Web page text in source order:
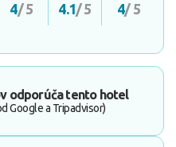
4/ 5 4.1/ 5 4/ 5
odporúča tento hotel
Google a Tripadvisor)